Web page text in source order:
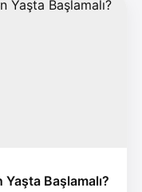
Başlamalı?